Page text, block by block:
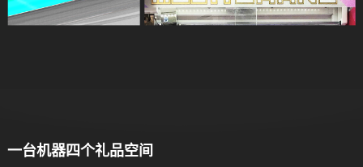
一台机器四个礼品空间